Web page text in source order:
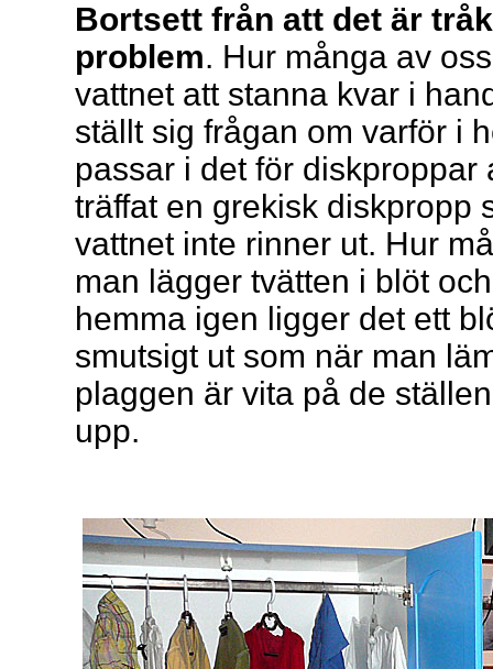
Bortsett från att det är
problem. Hur många av
vattnet att stanna kvar i
ställt sig frågan om varför i
passar i det för
träffat en grekisk diskpropp
vattnet inte rinner ut. Hur
man lägger tvätten i blöt
hemma igen ligger det ett
smutsigt ut som när man
plaggen är vita på de
upp.